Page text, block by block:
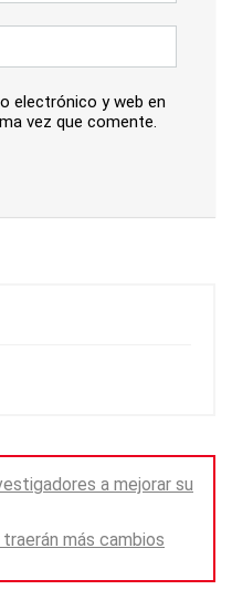
electrónico y web en
vez que comente.
a mejorar su
más cambios